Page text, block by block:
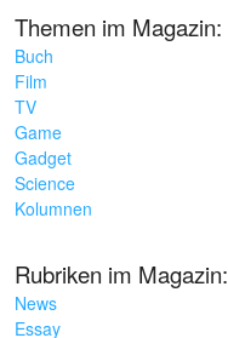
Themen im Magazin:
Buch
Film
TV
Game
Gadget
Science
Kolumnen
Rubriken im Magazin:
News
Essay